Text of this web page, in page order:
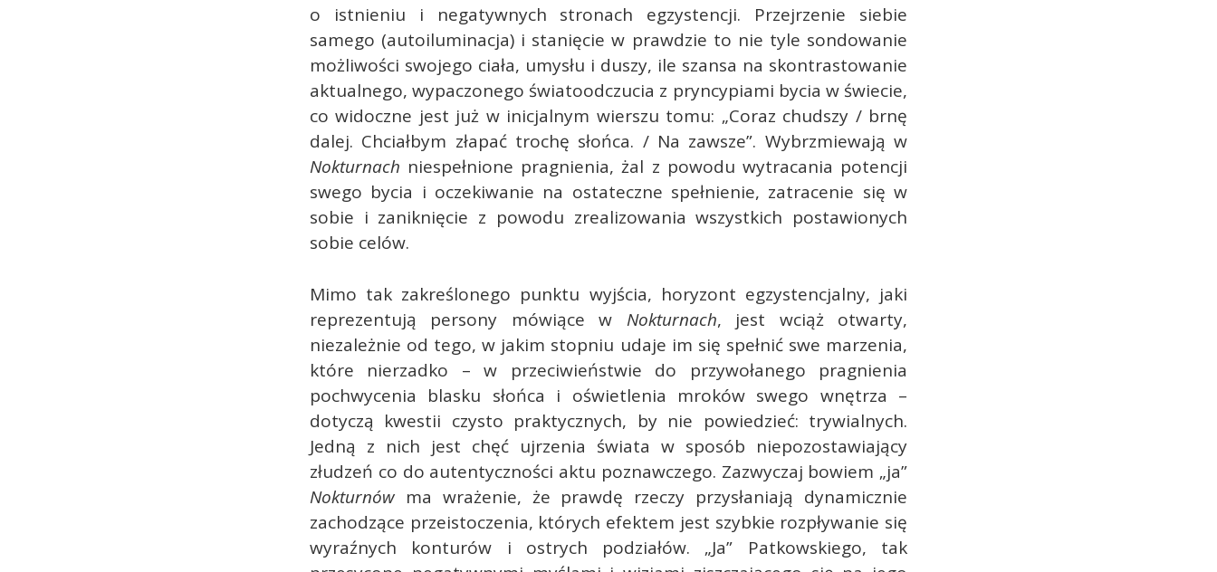
o istnieniu i negatywnych stronach egzystencji. Przejrzenie siebie
samego (autoiluminacja) i stanięcie w prawdzie to nie tyle sondowanie
możliwości swojego ciała, umysłu i duszy, ile szansa na skontrastowanie
aktualnego, wypaczonego światoodczucia z pryncypiami bycia w świecie,
co widoczne jest już w inicjalnym wierszu tomu: „Coraz chudszy / brnę
dalej. Chciałbym złapać trochę słońca. / Na zawsze”. Wybrzmiewają w
Nokturnach niespełnione pragnienia, żal z powodu wytracania potencji
swego bycia i oczekiwanie na ostateczne spełnienie, zatracenie się w
sobie i zaniknięcie z powodu zrealizowania wszystkich postawionych
sobie celów.
Mimo tak zakreślonego punktu wyjścia, horyzont egzystencjalny, jaki
reprezentują persony mówiące w Nokturnach, jest wciąż otwarty,
niezależnie od tego, w jakim stopniu udaje im się spełnić swe marzenia,
które nierzadko – w przeciwieństwie do przywołanego pragnienia
pochwycenia blasku słońca i oświetlenia mroków swego wnętrza –
dotyczą kwestii czysto praktycznych, by nie powiedzieć: trywialnych.
Jedną z nich jest chęć ujrzenia świata w sposób niepozostawiający
złudzeń co do autentyczności aktu poznawczego. Zazwyczaj bowiem „ja”
Nokturnów ma wrażenie, że prawdę rzeczy przysłaniają dynamicznie
zachodzące przeistoczenia, których efektem jest szybkie rozpływanie się
wyraźnych konturów i ostrych podziałów. „Ja” Patkowskiego, tak